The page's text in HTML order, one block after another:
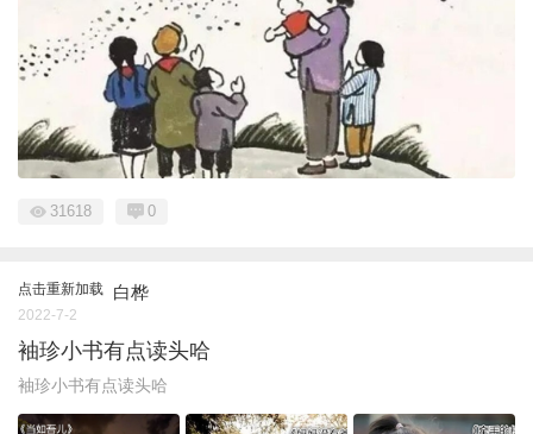
31618 0
点击重新加载 白桦
2022-7-2
袖珍小书有点读头哈
袖珍小书有点读头哈